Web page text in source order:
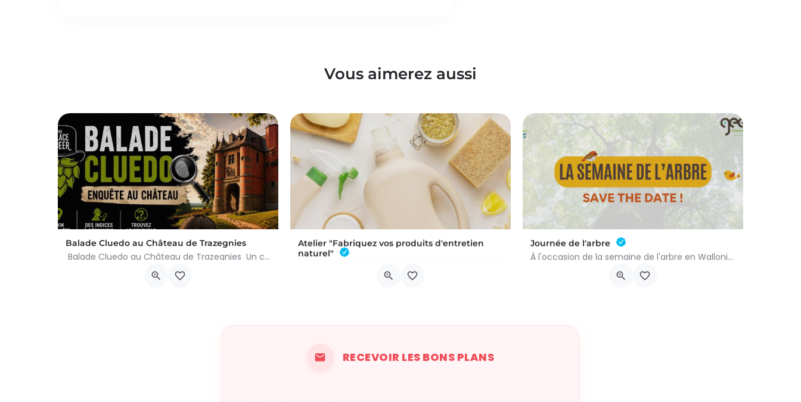
Vous aimerez aussi
Balade Cluedo au Château de Trazegnies
Balade Cluedo au Château de Trazegnies Un crime a été commis au Château de Trazegnies… À vous de résoudre…
Place Albert Ier, Courcelles
Atelier "Fabriquez vos produits d'entretien
naturel"
Journée de l'arbre
À l'occasion de la semaine de l'arbre en Wallonie, nous vous proposons l'annuelle distribution gratuite des…
RECEVOIR LES BONS PLANS